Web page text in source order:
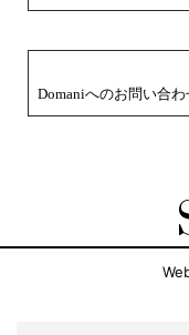
Domaniへのお問い合わ